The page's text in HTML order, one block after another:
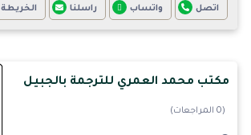
اتصل واتساب راسلنا الخريطة
مكتب محمد العمري للترجمة بالجبيل
(0 المراجعات)